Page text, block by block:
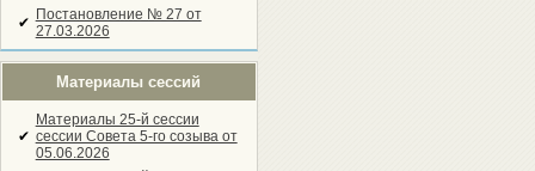
✔ Постановление № 27 от
27.03.2026
Материалы сессий
✔
Материалы 25-й сессии
сессии Совета 5-го созыва от
05.06.2026